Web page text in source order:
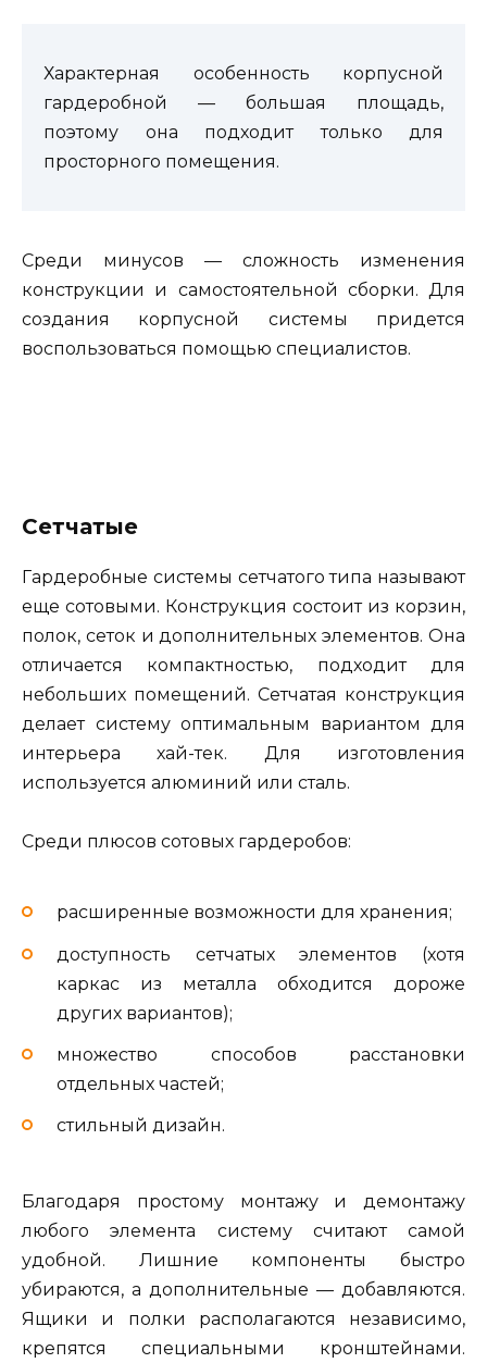
Характерная особенность корпусной
гардеробной — большая площадь,
поэтому она подходит только для
просторного помещения.
Среди минусов — сложность изменения
конструкции и самостоятельной сборки. Для
создания корпусной системы придется
воспользоваться помощью специалистов.
Сетчатые
Гардеробные системы сетчатого типа называют
еще сотовыми. Конструкция состоит из корзин,
полок, сеток и дополнительных элементов. Она
отличается компактностью, подходит для
небольших помещений. Сетчатая конструкция
делает систему оптимальным вариантом для
интерьера хай-тек. Для изготовления
используется алюминий или сталь.
Среди плюсов сотовых гардеробов:
расширенные возможности для хранения;
доступность сетчатых элементов (хотя
каркас из металла обходится дороже
других вариантов);
множество способов расстановки
отдельных частей;
стильный дизайн.
Благодаря простому монтажу и демонтажу
любого элемента систему считают самой
удобной. Лишние компоненты быстро
убираются, а дополнительные — добавляются.
Ящики и полки располагаются независимо,
крепятся специальными кронштейнами.